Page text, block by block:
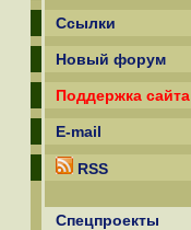
Ссылки
Новый форум
Поддержка сайта
E-mail
RSS
Спецпроекты